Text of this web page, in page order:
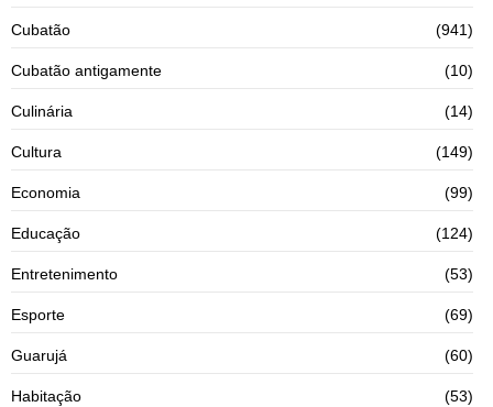
Cubatão (941)
Cubatão antigamente (10)
Culinária (14)
Cultura (149)
Economia (99)
Educação (124)
Entretenimento (53)
Esporte (69)
Guarujá (60)
Habitação (53)